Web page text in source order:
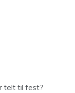
telt til fest?